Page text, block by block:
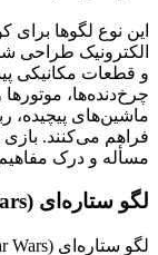
این نوع لگوها برای
الکترونیک طراحی
و قطعات مکانیکی
چرخ‌دنده‌ها،
ماشین‌های پیچیده،
فراهم می‌کنند.
مسأله و درک
لگو ستاره‌ای (LEGO Star Wars)